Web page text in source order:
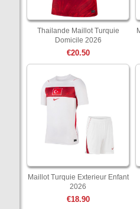
Thailande Maillot Turquie
Domicile 2026
€20.50
Maillot Turquie Exterieur Enfant
2026
€18.90